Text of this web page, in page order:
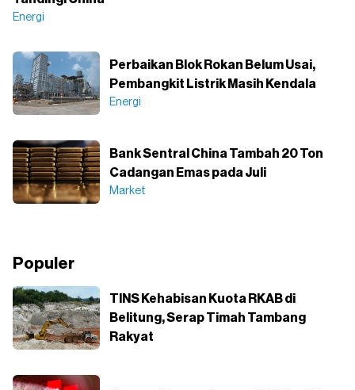
Energi
Perbaikan Blok Rokan Belum Usai,
Pembangkit Listrik Masih Kendala
Energi
Bank Sentral China Tambah 20 Ton
Cadangan Emas pada Juli
Market
Populer
TINS Kehabisan Kuota RKAB di
Belitung, Serap Timah Tambang
Rakyat